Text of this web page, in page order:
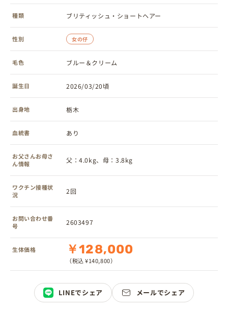
種類 ブリティッシュ・ショートヘアー
性別 女の仔
毛色 ブルー＆クリーム
誕生日 2026/03/20頃
出身地 栃木
血統書 あり
お父さんお母さ
ん情報
父：4.0kg、母：3.8kg
ワクチン接種状
況
2回
お問い合わせ番
号
2603497
生体価格 ￥128,000
（税込 ¥140,800）
LINEでシェア メールでシェア